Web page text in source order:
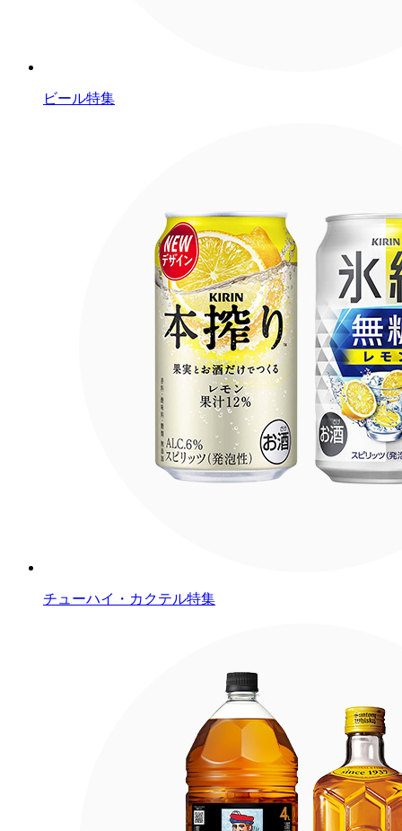
ビール特集
チューハイ・カクテル特集